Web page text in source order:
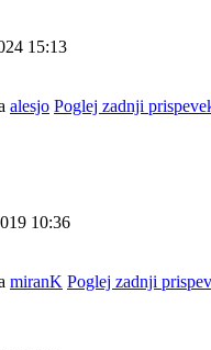
15:13
alesjo Poglej zadnji
10:36
miranK Poglej zadnji